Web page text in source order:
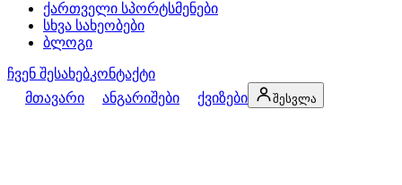
ქართველი სპორტსმენები
სხვა სახეობები
ბლოგი
ჩვენ შესახებკონტაქტი
მთავარი
ანგარიშები ქვიზები შესვლა